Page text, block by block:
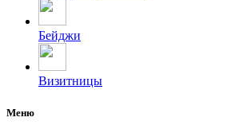
Бейджи
Визитницы
Меню